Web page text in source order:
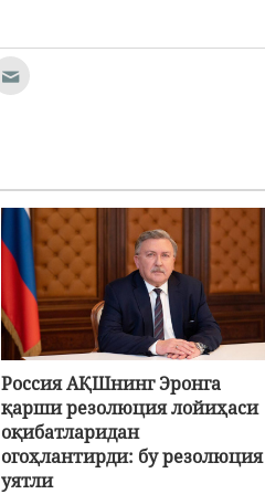
Россия АҚШнинг Эронга
қарши резолюция лойиҳаси
оқибатларидан
огоҳлантирди: бу резолюция
уятли